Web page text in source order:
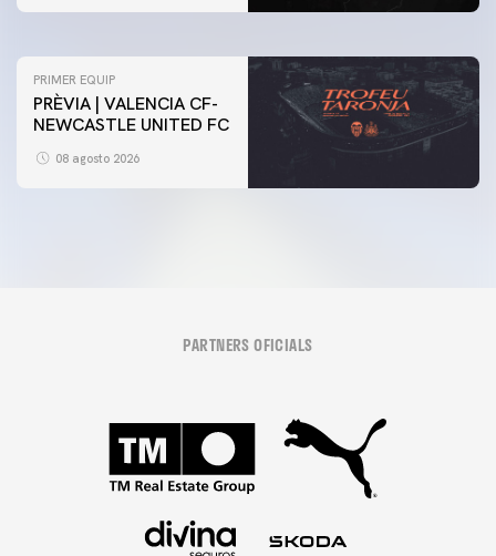
PRIMER EQUIP
PRÈVIA | VALENCIA CF-
NEWCASTLE UNITED FC
08 agosto 2026
PARTNERS OFICIALS